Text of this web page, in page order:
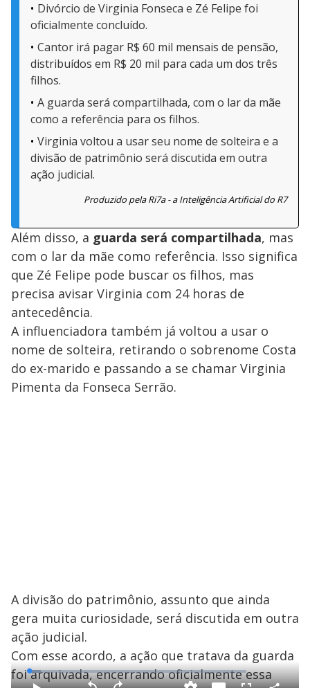
Divórcio de Virginia Fonseca e Zé Felipe foi
oficialmente concluído.
Cantor irá pagar R$ 60 mil mensais de pensão,
distribuídos em R$ 20 mil para cada um dos três
filhos.
A guarda será compartilhada, com o lar da mãe
como a referência para os filhos.
Virginia voltou a usar seu nome de solteira e a
divisão de patrimônio será discutida em outra
ação judicial.
Produzido pela Ri7a - a Inteligência Artificial do R7
Além disso, a guarda será compartilhada, mas
com o lar da mãe como referência. Isso significa
que Zé Felipe pode buscar os filhos, mas
precisa avisar Virginia com 24 horas de
antecedência.
A influenciadora também já voltou a usar o
nome de solteira, retirando o sobrenome Costa
do ex-marido e passando a se chamar Virginia
Pimenta da Fonseca Serrão.
A divisão do patrimônio, assunto que ainda
gera muita curiosidade, será discutida em outra
ação judicial.
Com esse acordo, a ação que tratava da guarda
foi arquivada, encerrando oficialmente essa
L
o